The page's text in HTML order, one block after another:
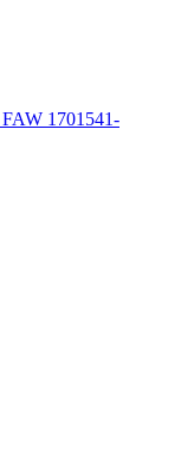
1701541-